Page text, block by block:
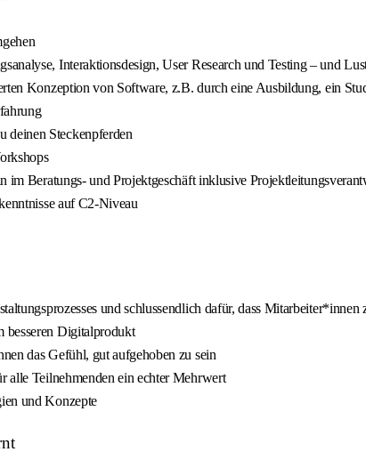
Interaktionsdesign, User Research und Testing – und
Konzeption von Software, z.B. durch eine Ausbildung, ein
deinen Steckenpferden
Beratungs- und Projektgeschäft inklusive
auf C2-Niveau
und schlussendlich dafür, dass
besseren Digitalprodukt
das Gefühl, gut aufgehoben zu sein
alle Teilnehmenden ein echter Mehrwert
und Konzepte